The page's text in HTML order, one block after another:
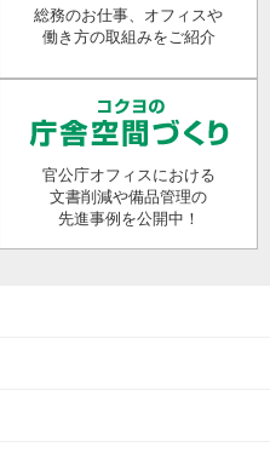
総務のお仕事、オフィスや
働き方の取組みをご紹介
官公庁オフィスにおける
文書削減や備品管理の
先進事例を公開中！